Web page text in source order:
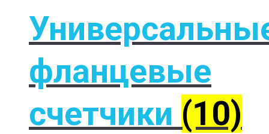
фланцевые
счетчики (10)